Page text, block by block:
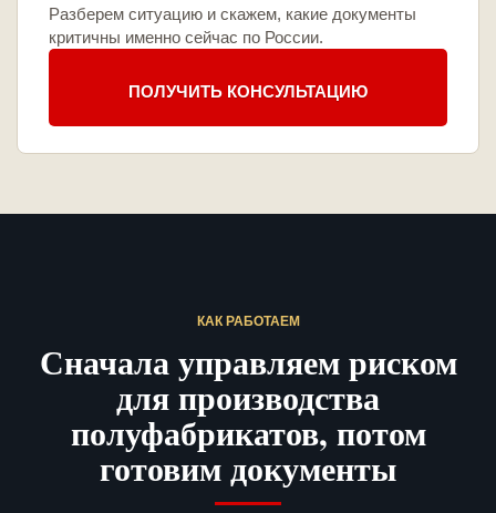
Разберем ситуацию и скажем, какие документы
критичны именно сейчас по России.
ПОЛУЧИТЬ КОНСУЛЬТАЦИЮ
КАК РАБОТАЕМ
Сначала управляем риском
для производства
полуфабрикатов, потом
готовим документы